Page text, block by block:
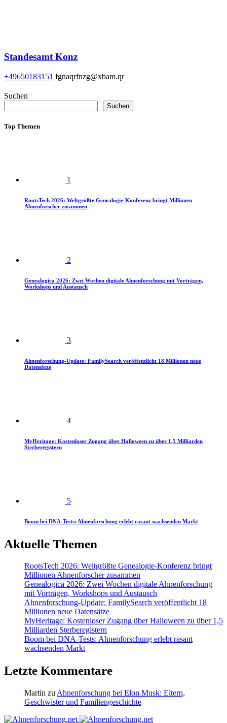
Standesamt Konz
+49650183151 fgnaqrfnzg@xbam.qr
Suchen
Suchen
Top Themen
1
RootsTech 2026: Weltgrößte Genealogie-Konferenz bringt Millionen
Ahnenforscher zusammen
2
Genealogica 2026: Zwei Wochen digitale Ahnenforschung mit Vorträgen,
Workshops und Austausch
3
Ahnenforschung-Update: FamilySearch veröffentlicht 18 Millionen neue
Datensätze
4
MyHeritage: Kostenloser Zugang über Halloween zu über 1,5 Milliarden
Sterberegistern
5
Boom bei DNA-Tests: Ahnenforschung erlebt rasant wachsenden Markt
Aktuelle Themen
RootsTech 2026: Weltgrößte Genealogie-Konferenz bringt
Millionen Ahnenforscher zusammen
Genealogica 2026: Zwei Wochen digitale Ahnenforschung
mit Vorträgen, Workshops und Austausch
Ahnenforschung-Update: FamilySearch veröffentlicht 18
Millionen neue Datensätze
MyHeritage: Kostenloser Zugang über Halloween zu über 1,5
Milliarden Sterberegistern
Boom bei DNA-Tests: Ahnenforschung erlebt rasant
wachsenden Markt
Letzte Kommentare
Martin zu Ahnenforschung bei Elon Musk: Eltern,
Geschwister und Familiengeschichte